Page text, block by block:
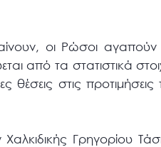
οι Ρώσοι αγαπούν
από τα στατιστικά
θέσεις στις προτιμήσεις
Γρηγορίου